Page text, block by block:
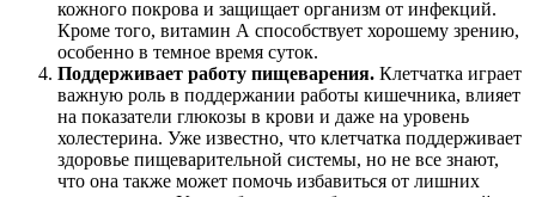
кожного покрова и защищает организм от инфекций.
Кроме того, витамин А способствует хорошему зрению,
особенно в темное время суток.
Поддерживает работу пищеварения. Клетчатка играет
важную роль в поддержании работы кишечника, влияет
на показатели глюкозы в крови и даже на уровень
холестерина. Уже известно, что клетчатка поддерживает
здоровье пищеварительной системы, но не все знают,
что она также может помочь избавиться от лишних